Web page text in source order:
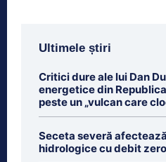
Ultimele știri
Critici dure ale lui Dan
energetice din
peste un „vulcan care
Seceta severă
hidrologice cu debit zero